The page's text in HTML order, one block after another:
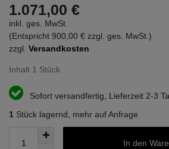
1.071,00 €
inkl. ges. MwSt.
(Entspricht 900,00 € zzgl. ges. MwSt.)
zzgl. Versandkosten
Inhalt 1 Stück
Sofort versandfertig, Lieferzeit 2-3
1 Stück lagernd, mehr auf Anfrage
In den